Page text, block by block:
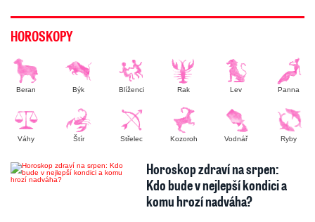
HOROSKOPY
Beran Býk Blíženci Rak Lev Panna
Váhy Štír Střelec Kozoroh Vodnář Ryby
Horoskop zdraví na srpen:
Kdo bude v nejlepší kondici a
komu hrozí nadváha?